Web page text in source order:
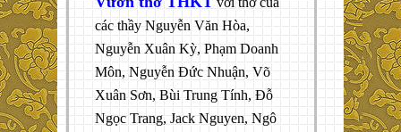
các thầy Nguyễn Văn Hòa,
Nguyễn Xuân Kỳ, Phạm Doanh
Môn, Nguyễn Đức Nhuận, Võ
Xuân Sơn, Bùi Trung Tính, Đỗ
Ngọc Trang, Jack Nguyen, Ngô